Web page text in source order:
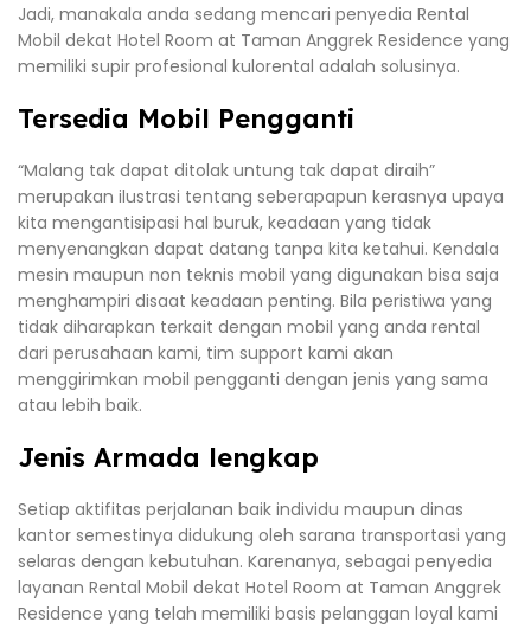
Jadi, manakala anda sedang mencari penyedia Rental
Mobil dekat Hotel Room at Taman Anggrek Residence yang
memiliki supir profesional kulorental adalah solusinya.
Tersedia Mobil Pengganti
“Malang tak dapat ditolak untung tak dapat diraih”
merupakan ilustrasi tentang seberapapun kerasnya upaya
kita mengantisipasi hal buruk, keadaan yang tidak
menyenangkan dapat datang tanpa kita ketahui. Kendala
mesin maupun non teknis mobil yang digunakan bisa saja
menghampiri disaat keadaan penting. Bila peristiwa yang
tidak diharapkan terkait dengan mobil yang anda rental
dari perusahaan kami, tim support kami akan
menggirimkan mobil pengganti dengan jenis yang sama
atau lebih baik.
Jenis Armada lengkap
Setiap aktifitas perjalanan baik individu maupun dinas
kantor semestinya didukung oleh sarana transportasi yang
selaras dengan kebutuhan. Karenanya, sebagai penyedia
layanan Rental Mobil dekat Hotel Room at Taman Anggrek
Residence yang telah memiliki basis pelanggan loyal kami